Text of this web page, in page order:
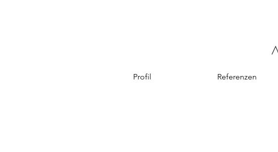
Profil Referenzen